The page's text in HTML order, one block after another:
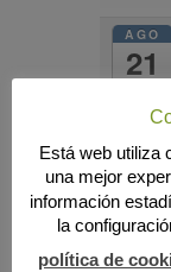
AGO
21
SEP
13
mié
Está web utiliza
una mejor
información
la
política de